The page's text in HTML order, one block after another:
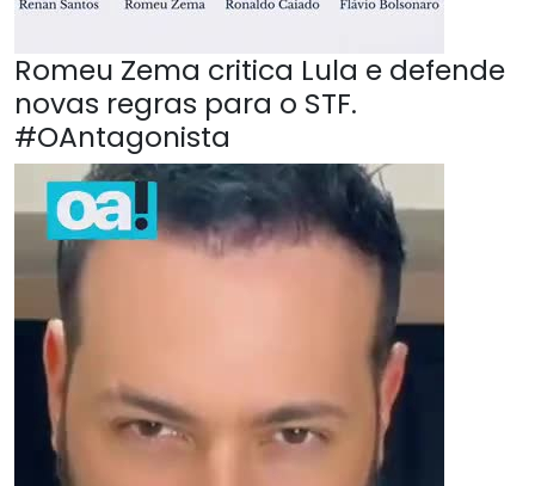
Romeu Zema critica Lula e defende
novas regras para o STF.
#OAntagonista